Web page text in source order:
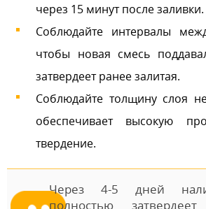
через 15 минут после заливки.
Соблюдайте интервалы
чтобы новая смесь
затвердеет ранее залитая.
Соблюдайте толщину слоя
обеспечивает высокую
твердение.
Через 4-5 дней
полностью